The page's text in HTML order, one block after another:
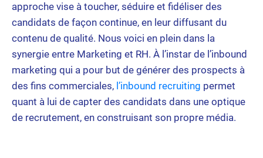
approche vise à toucher, séduire et fidéliser des
candidats de façon continue, en leur diffusant du
contenu de qualité. Nous voici en plein dans la
synergie entre Marketing et RH. À l’instar de l’inbound
marketing qui a pour but de générer des prospects à
des fins commerciales, l’inbound recruiting permet
quant à lui de capter des candidats dans une optique
de recrutement, en construisant son propre média.